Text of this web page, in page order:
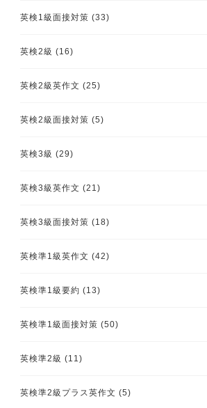
英検1級面接対策 (33)
英検2級 (16)
英検2級英作文 (25)
英検2級面接対策 (5)
英検3級 (29)
英検3級英作文 (21)
英検3級面接対策 (18)
英検準1級英作文 (42)
英検準1級要約 (13)
英検準1級面接対策 (50)
英検準2級 (11)
英検準2級プラス英作文 (5)